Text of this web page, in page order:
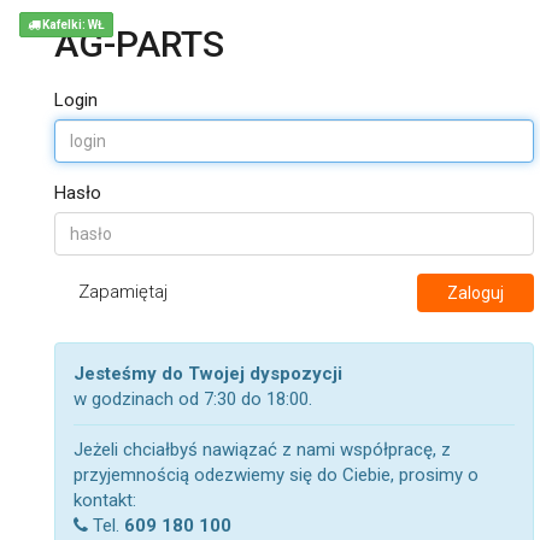
AG-PARTS
Login
Hasło
Zapamiętaj Zaloguj
Jesteśmy do Twojej dyspozycji
w godzinach od 7:30 do 18:00.
Jeżeli chciałbyś nawiązać z nami współpracę, z
przyjemnością odezwiemy się do Ciebie, prosimy o
kontakt:
Tel. 609 180 100
Kafelki: WŁ